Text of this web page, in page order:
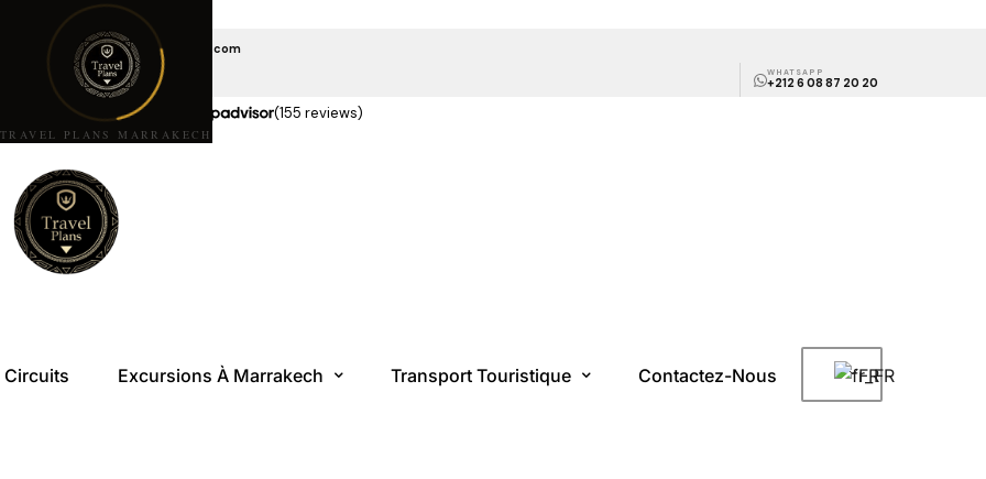
TRAVEL PLANS MARRAKECH
EMAIL US
travelplansmarrakech@gmail.com
APPELEZ-NOUS
+212 6 08 85 10 10
WHATSAPP
+212 6 08 87 20 20
★★★★★5,0 étoiles sur (155 reviews)
Circuits Excursions À Marrakech Transport Touristique Contactez-Nous FR